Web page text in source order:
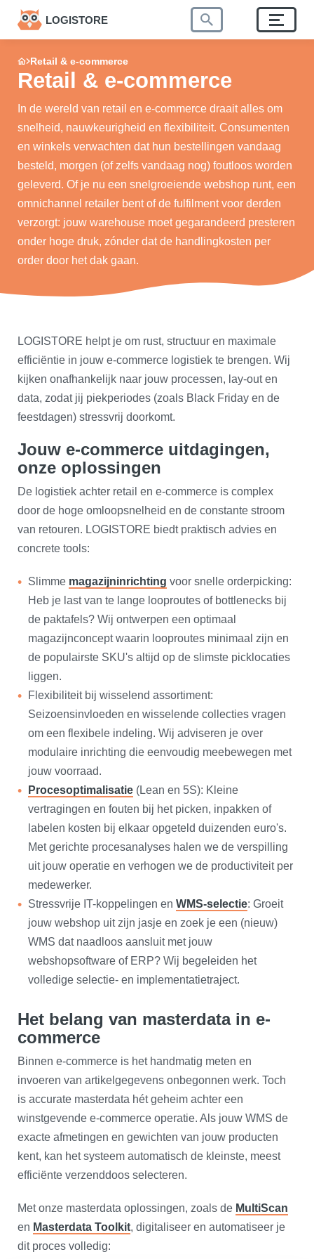
LOGISTORE
Retail & e-commerce
Retail & e-commerce
In de wereld van retail en e-commerce draait alles om
snelheid, nauwkeurigheid en flexibiliteit. Consumenten
en winkels verwachten dat hun bestellingen vandaag
besteld, morgen (of zelfs vandaag nog) foutloos worden
geleverd. Of je nu een snelgroeiende webshop runt, een
omnichannel retailer bent of de fulfilment voor derden
verzorgt: jouw warehouse moet gegarandeerd presteren
onder hoge druk, zónder dat de handlingkosten per
order door het dak gaan.
LOGISTORE helpt je om rust, structuur en maximale
efficiëntie in jouw e-commerce logistiek te brengen. Wij
kijken onafhankelijk naar jouw processen, lay-out en
data, zodat jij piekperiodes (zoals Black Friday en de
feestdagen) stressvrij doorkomt.
Jouw e-commerce uitdagingen,
onze oplossingen
De logistiek achter retail en e-commerce is complex
door de hoge omloopsnelheid en de constante stroom
van retouren. LOGISTORE biedt praktisch advies en
concrete tools:
​Slimme magazijninrichting voor snelle orderpicking:
Heb je last van te lange looproutes of bottlenecks bij
de paktafels? Wij ontwerpen een optimaal
magazijnconcept waarin looproutes minimaal zijn en
de populairste SKU's altijd op de slimste picklocaties
liggen.
Flexibiliteit bij wisselend assortiment:
Seizoensinvloeden en wisselende collecties vragen
om een flexibele indeling. Wij adviseren je over
modulaire inrichting die eenvoudig meebewegen met
jouw voorraad.
Procesoptimalisatie (Lean en 5S): Kleine
vertragingen en fouten bij het picken, inpakken of
labelen kosten bij elkaar opgeteld duizenden euro's.
Met gerichte procesanalyses halen we de verspilling
uit jouw operatie en verhogen we de productiviteit per
medewerker.
Stressvrije IT-koppelingen en WMS-selectie: Groeit
jouw webshop uit zijn jasje en zoek je een (nieuw)
WMS dat naadloos aansluit met jouw
webshopsoftware of ERP? Wij begeleiden het
volledige selectie- en implementatietraject.
Het belang van masterdata in e-
commerce
Binnen e-commerce is het handmatig meten en
invoeren van artikelgegevens onbegonnen werk. Toch
is accurate masterdata hét geheim achter een
winstgevende e-commerce operatie. Als jouw WMS de
exacte afmetingen en gewichten van jouw producten
kent, kan het systeem automatisch de kleinste, meest
efficiënte verzenddoos selecteren.
Met onze masterdata oplossingen, zoals de MultiScan
en Masterdata Toolkit, digitaliseer en automatiseer je
dit proces volledig: